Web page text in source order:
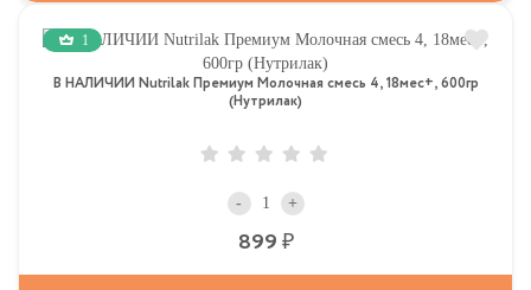
1
В НАЛИЧИИ Nutrilak Премиум Молочная смесь 4, 18мес+, 600гр
(Нутрилак)
- +
899